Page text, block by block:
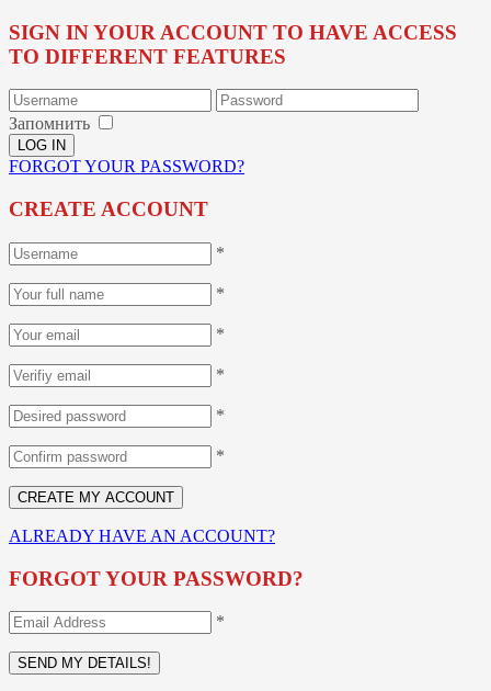
SIGN IN YOUR ACCOUNT TO HAVE ACCESS
TO DIFFERENT FEATURES
Запомнить
FORGOT YOUR PASSWORD?
CREATE ACCOUNT
*
*
*
*
*
*
ALREADY HAVE AN ACCOUNT?
FORGOT YOUR PASSWORD?
*